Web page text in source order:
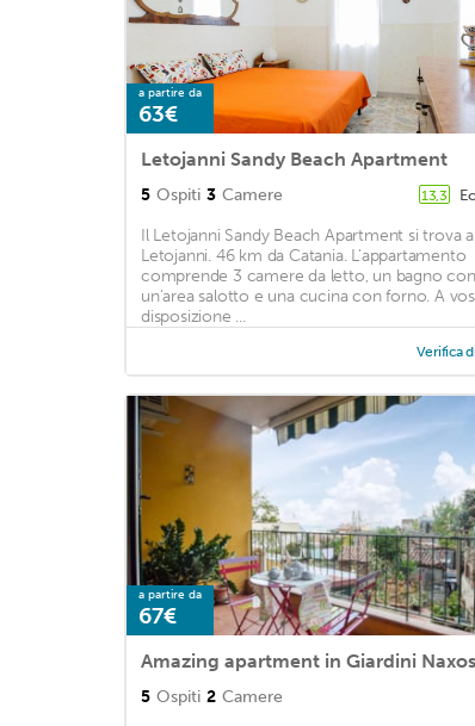
a partire da
63€
Letojanni Sandy Beach Apartment
5 Ospiti 3 Camere 13,3
Il Letojanni Sandy Beach Apartment si trova a
Letojanni. 46 km da Catania. L'appartamento
comprende 3 camere da letto, un bagno
un'area salotto e una cucina con forno. A
disposizione ...
Verifica
a partire da
67€
5 Ospiti 2 Camere